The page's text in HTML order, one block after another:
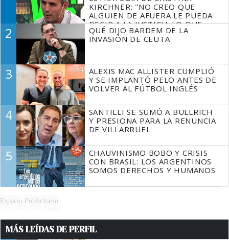
KIRCHNER: "NO CREO QUE
ALGUIEN DE AFUERA LE PUEDA
DECIR A LA JUSTICIA LO QUE
TIENE QUE HACER"
2
QUÉ DIJO BARDEM DE LA
INVASIÓN DE CEUTA
3
ALEXIS MAC ALLISTER CUMPLIÓ
Y SE IMPLANTÓ PELO ANTES DE
VOLVER AL FÚTBOL INGLÉS
4
SANTILLI SE SUMÓ A BULLRICH
Y PRESIONA PARA LA RENUNCIA
DE VILLARRUEL
5
CHAUVINISMO BOBO Y CRISIS
CON BRASIL: LOS ARGENTINOS
SOMOS DERECHOS Y HUMANOS
Espacio Publicitario
MÁS LEÍDAS DE PERFIL